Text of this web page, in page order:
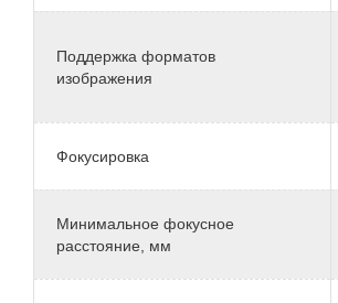
Поддержка форматов
изображения
Фокусировка
Минимальное фокусное
расстояние, мм